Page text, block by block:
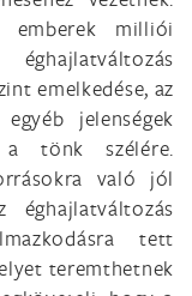
milliói
emelkedése, az
jelenségek
a tönk szélére.
való jól
tett
teremthetnek